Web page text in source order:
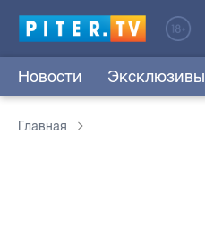
Новости Эксклюзивы
Главная